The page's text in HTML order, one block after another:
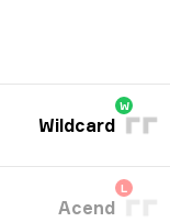
W
Wildcard
L
Acend